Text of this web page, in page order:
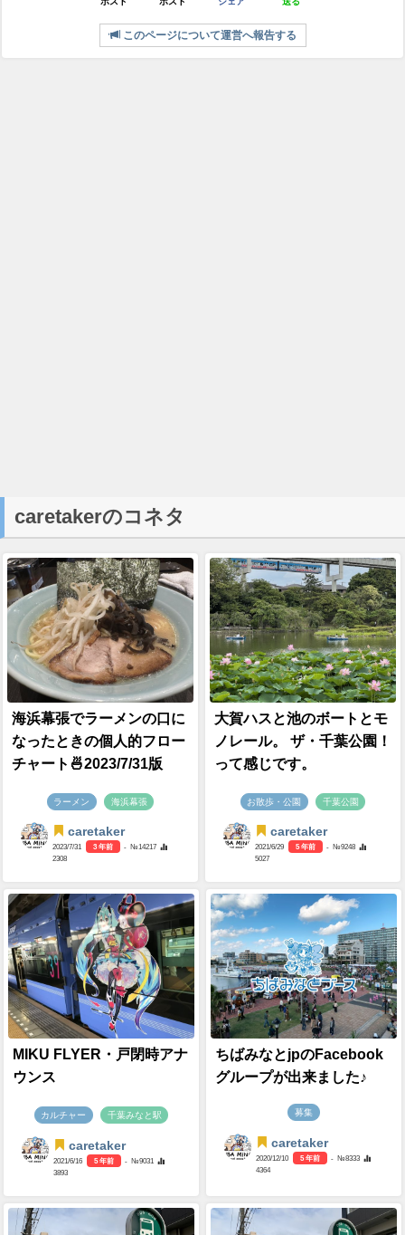
このページについて運営へ報告する
caretakerのコネタ
海浜幕張でラーメンの口に
なったときの個人的フロー
チャート🍜2023/7/31版
ラーメン 海浜幕張
caretaker
2023/7/31 3 年前
- №14217
2308
大賀ハスと池のボートとモ
ノレール。 ザ・千葉公園！
って感じです。
お散歩・公園 千葉公園
caretaker
2021/6/29 5 年前
- №9248
5027
MIKU FLYER・戸閉時アナ
ウンス
カルチャー 千葉みなと駅
caretaker
2021/6/16 5 年前
- №9031
3893
ちばみなとjpのFacebook
グループが出来ました♪
募集
caretaker
2020/12/10 5 年前
- №8333
4364